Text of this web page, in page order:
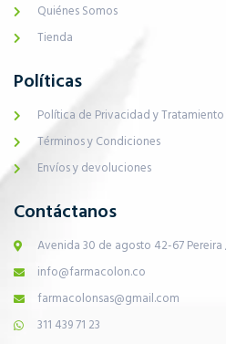
Quiénes Somos
Tienda
Políticas
Política de Privacidad y
Términos y Condiciones
Envíos y devoluciones
Contáctanos
Avenida 30 de agosto 42-67
info@farmacolon.co
farmacolonsas@gmail.com
311 439 71 23